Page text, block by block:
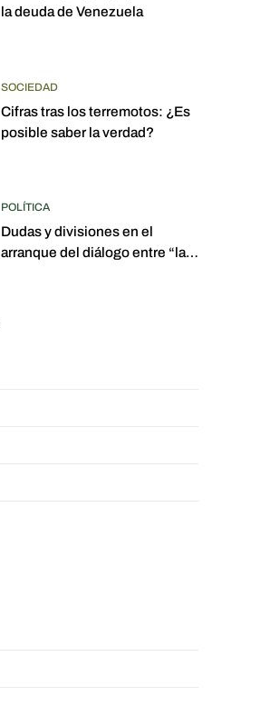
la deuda de Venezuela
SOCIEDAD
Cifras tras los terremotos: ¿Es
posible saber la verdad?
POLÍTICA
Dudas y divisiones en el
arranque del diálogo entre “las